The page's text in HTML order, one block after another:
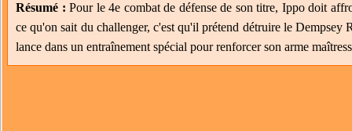
Résumé : Pour le 4e combat de défense de son titre, Ippo doit
ce qu'on sait du challenger, c'est qu'il prétend détruire le
lance dans un entraînement spécial pour renforcer son arme